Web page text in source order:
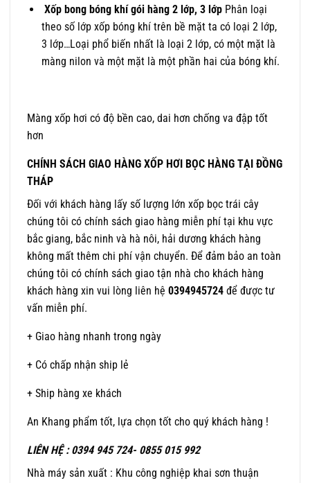
Xốp bong bóng khí gói hàng 2 lớp, 3 lớp Phân loại
theo số lớp xốp bóng khí trên bề mặt ta có loại 2 lớp,
3 lớp…Loại phổ biến nhất là loại 2 lớp, có một mặt là
màng nilon và một mặt là một phần hai của bóng khí.
Màng xốp hơi có độ bền cao, dai hơn chống va đập tốt
hơn
CHÍNH SÁCH GIAO HÀNG XỐP HƠI BỌC HÀNG TẠI ĐỒNG
THÁP
Đối với khách hàng lấy số lượng lớn xốp bọc trái cây
chúng tôi có chính sách giao hàng miễn phí tại khu vực
bắc giang, bắc ninh và hà nôi, hải dương khách hàng
không mất thêm chi phí vận chuyển. Để đảm bảo an toàn
chúng tôi có chính sách giao tận nhà cho khách hàng
khách hàng xin vui lòng liên hệ 0394945724 để được tư
vấn miễn phí.
+ Giao hàng nhanh trong ngày
+ Có chấp nhận ship lẻ
+ Ship hàng xe khách
An Khang phẩm tốt, lựa chọn tốt cho quý khách hàng !
LIÊN HỆ : 0394 945 724- 0855 015 992
Nhà máy sản xuất : Khu công nghiệp khai sơn thuận